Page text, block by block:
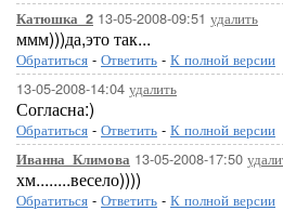
Катюшка_2 13-05-2008-09:51 удалить
ммм)))да,это так...
Обратиться - Ответить - К полной версии
13-05-2008-14:04 удалить
Согласна:)
Обратиться - Ответить - К полной версии
Иванна_Климова 13-05-2008-17:50
хм........весело))))
Обратиться - Ответить - К полной версии